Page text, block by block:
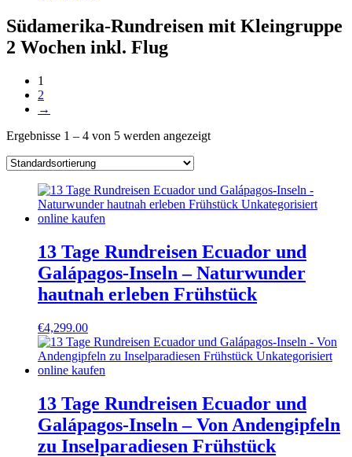
Südamerika-Rundreisen mit Kleingruppe
2 Wochen inkl. Flug
1
2
→
Ergebnisse 1 – 4 von 5 werden angezeigt
13 Tage Rundreisen Ecuador und
Galápagos-Inseln – Naturwunder
hautnah erleben Frühstück
€4,299.00
13 Tage Rundreisen Ecuador und
Galápagos-Inseln – Von Andengipfeln
zu Inselparadiesen Frühstück